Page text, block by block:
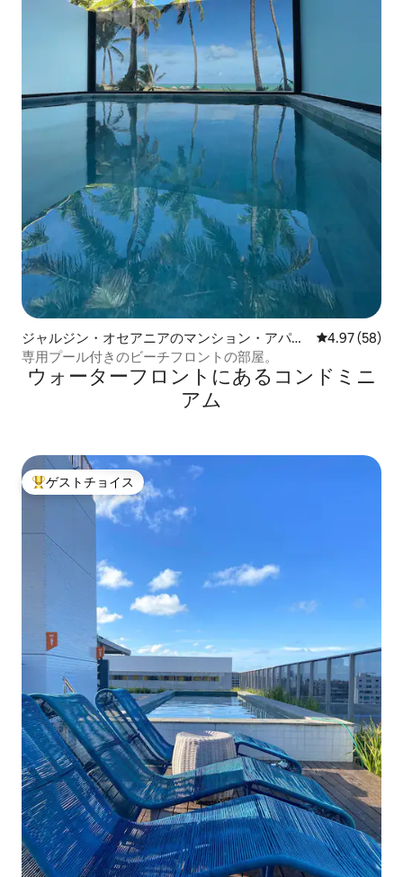
ジャルジン・オセアニアのマンション・アパー
ト
レビュー58
4.97 (58)
専用プール付きのビーチフロントの部屋。
ウォーターフロントにあるコンドミニ
アム
大好評のゲストチョイスです。
ゲストチョイス